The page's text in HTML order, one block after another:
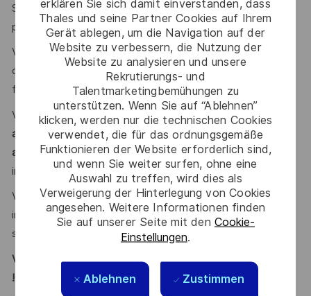
erklären Sie sich damit einverstanden, dass
Thales und seine Partner Cookies auf Ihrem
Gerät ablegen, um die Navigation auf der
Website zu verbessern, die Nutzung der
Website zu analysieren und unsere
Rekrutierungs- und
Talentmarketingbemühungen zu
unterstützen. Wenn Sie auf “Ablehnen”
klicken, werden nur die technischen Cookies
verwendet, die für das ordnungsgemäße
Funktionieren der Website erforderlich sind,
und wenn Sie weiter surfen, ohne eine
Auswahl zu treffen, wird dies als
Verweigerung der Hinterlegung von Cookies
angesehen. Weitere Informationen finden
Sie auf unserer Seite mit den Cookie-
Einstellungen.
Ablehnen Zustimmen
Si possible, vous avez des notions sur les aspects couche
physique duStandard 3GPP 5G New Radio
Votre maîtrise del'Anglais(lu, écrit, parlé) vous permet
d’interfacer à l’écrit et à l’oral avec nos clients, nos
fournisseurs et nos partenaires dans cette langue ?
Vous faites preuve d’ouverture d’esprit, de capacité à
argumenter vos propositions et êtesà l'écoute des
avancées et nouveaux conceptsdans votre domaine pour
inventer de nouvelles solutions ?
Vous souhaiteztravailler en équipe, dans un environnement
international et participer aux activités d’une entité qui
saura
faire grandir votre potentiel technique et humain
Vous vous reconnaissez ? Alors ce poste est fait pour vous
!